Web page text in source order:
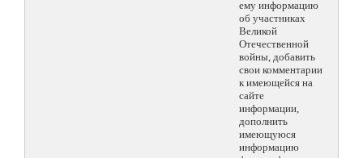
ему информацию
об участниках
Великой
Отечественной
войны, добавить
свои комментарии
к имеющейся на
сайте
информации,
дополнить
имеющуюся
информацию